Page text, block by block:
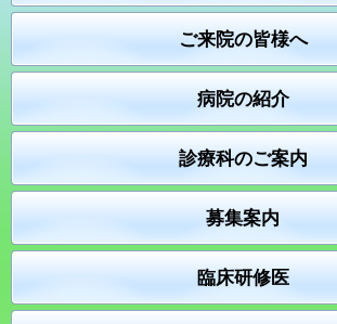
ご来院の皆様へ
病院の紹介
診療科のご案内
募集案内
臨床研修医